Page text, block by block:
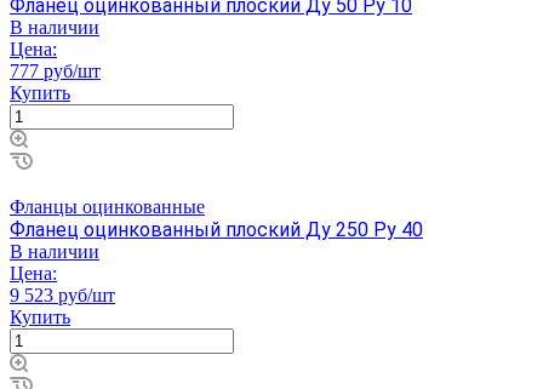
Фланец оцинкованный плоский Ду 50 Ру 10
В наличии
Цена:
777 руб/шт
Купить
Фланцы оцинкованные
Фланец оцинкованный плоский Ду 250 Ру 40
В наличии
Цена:
9 523 руб/шт
Купить